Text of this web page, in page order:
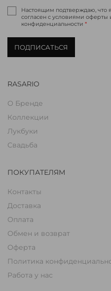
RASARIO
О Бренде
Коллекции
Лукбуки
Свадьба
ПОКУПАТЕЛЯМ
Контакты
Доставка
Оплата
Обмен и возврат
Оферта
Политика
Работа у нас
Настоящим подтверждаю, что
согласен с условиями оферты
конфиденциальности *
ПОДПИСАТЬСЯ